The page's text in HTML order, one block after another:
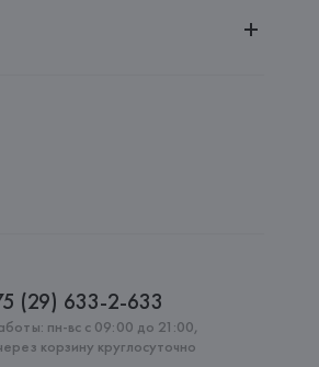
(29) 633-2-633
пн-вс с 09:00 до 21:00,
корзину круглосуточно